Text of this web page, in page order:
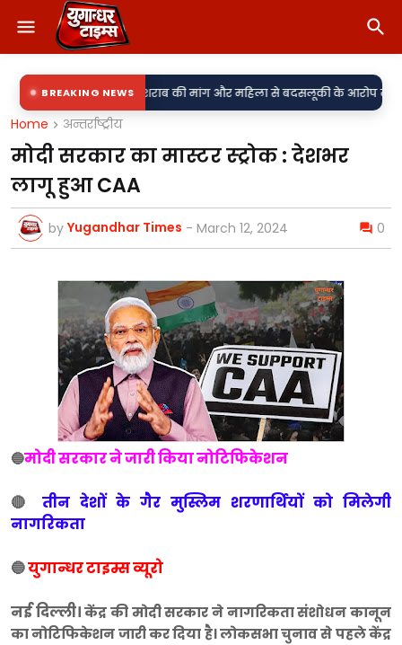
BREAKING NEWS
लड़की-शराब की मांग और महिला से बदसलूकी के आरोप में दो सिपाही निलंबित,
Home अन्तर्राष्ट्रीय
मोदी सरकार का मास्टर स्ट्रोक : देशभर
लागू हुआ CAA
by Yugandhar Times - March 12, 2024 0
🔵मोदी सरकार ने जारी किया नोटिफिकेशन
🔴 तीन देशों के गैर मुस्लिम शरणार्थियों को मिलेगी
नागरिकता
🔵युगान्धर टाइम्स व्यूरो
नई दिल्ली।केंद्र की मोदी सरकार ने नागरिकता संशोधन कानून
का नोटिफिकेशन जारी कर दिया है। लोकसभा चुनाव से पहले केंद्र